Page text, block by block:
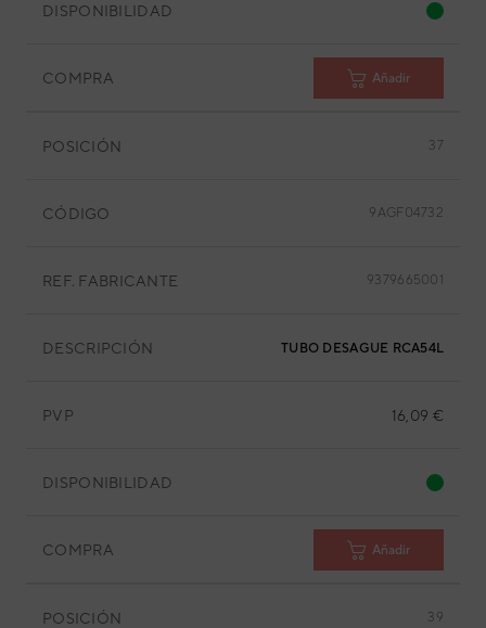
DISPONIBILIDAD
COMPRA Añadir
POSICIÓN 37
CÓDIGO 9AGF04732
REF. FABRICANTE 9379665001
DESCRIPCIÓN TUBO DESAGUE RCA54LCLU
PVP 16,09 €
DISPONIBILIDAD
COMPRA Añadir
POSICIÓN 39